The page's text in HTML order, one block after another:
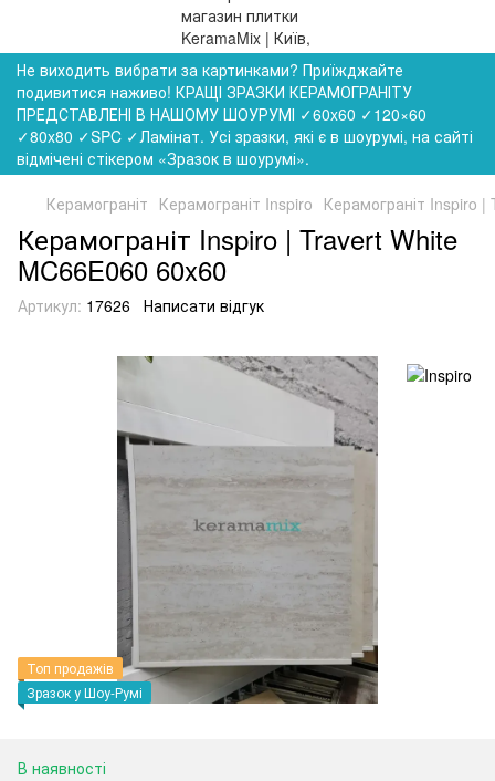
Не виходить вибрати за картинками? Приїжджайте
подивитися наживо! КРАЩІ ЗРАЗКИ КЕРАМОГРАНІТУ
ПРЕДСТАВЛЕНІ В НАШОМУ ШОУРУМІ ✓60x60 ✓120×60
✓80x80 ✓SPC ✓Ламінат. Усі зразки, які є в шоурумі, на сайті
відмічені стікером «Зразок в шоурумі».
Керамограніт Керамограніт Inspiro Керамограніт Inspiro
Керамограніт Inspiro | Travert White
MC66E060 60x60
Артикул: 17626 Написати відгук
Топ продажів
Зразок у Шоу-Румі
В наявності